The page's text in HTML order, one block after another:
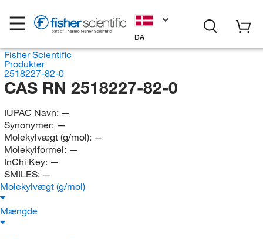
DA
Fisher Scientific
Produkter
2518227-82-0
CAS RN 2518227-82-0
IUPAC Navn: —
Synonymer: —
Molekylvægt (g/mol): —
Molekylformel: —
InChi Key: —
SMILES: —
Molekylvægt (g/mol)
Mængde